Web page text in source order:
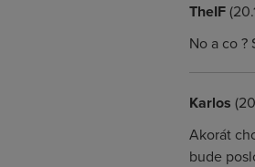
TheIF
No a co
Karlos
Akorát
bude